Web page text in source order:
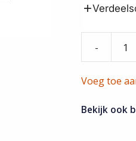
-
Provan-
106
Voeg toe
Bekijk ook